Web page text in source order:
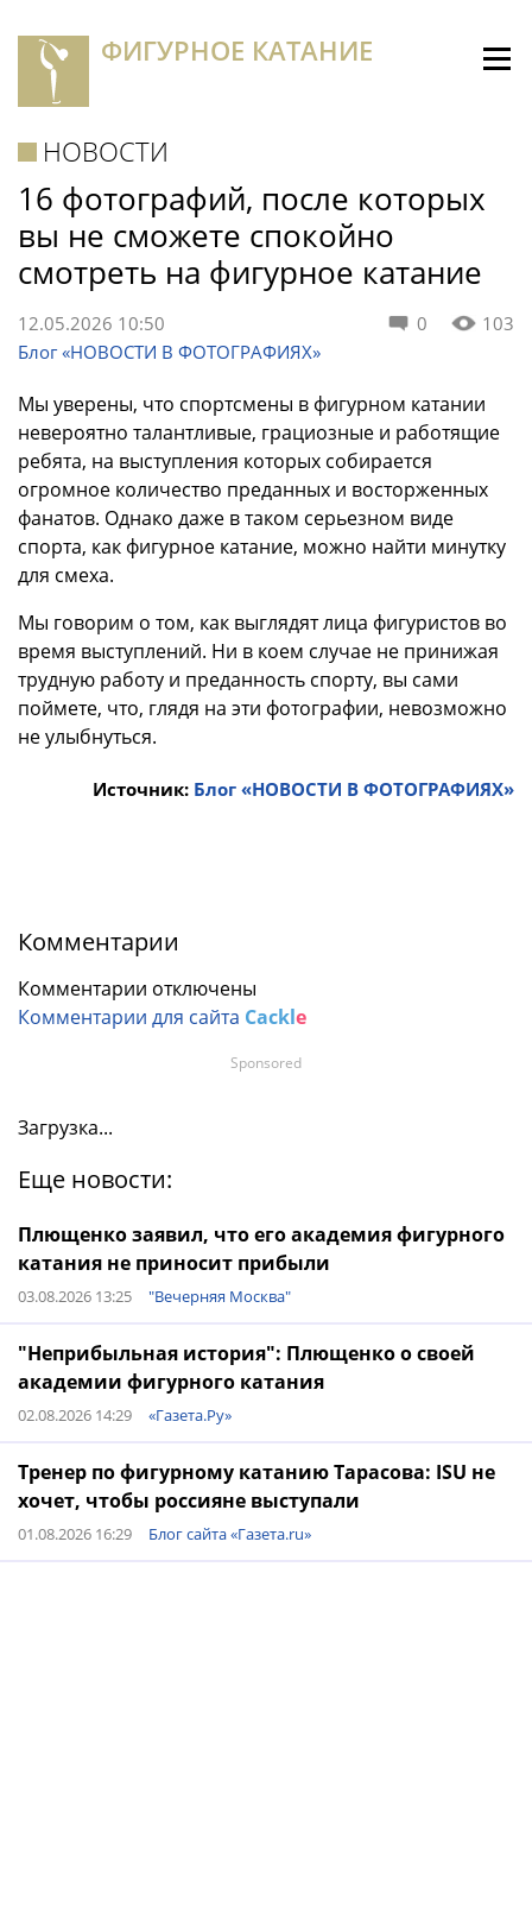
ФИГУРНОЕ КАТАНИЕ
НОВОСТИ
16 фотографий, после которых
вы не сможете спокойно
смотреть на фигурное катание
0 103
12.05.2026 10:50
Блог «НОВОСТИ В ФОТОГРАФИЯХ»
Мы уверены, что спортсмены в фигурном катании
невероятно талантливые, грациозные и работящие
ребята, на выступления которых собирается
огромное количество преданных и восторженных
фанатов. Однако даже в таком серьезном виде
спорта, как фигурное катание, можно найти минутку
для смеха.
Мы говорим о том, как выглядят лица фигуристов во
время выступлений. Ни в коем случае не принижая
трудную работу и преданность спорту, вы сами
поймете, что, глядя на эти фотографии, невозможно
не улыбнуться.
Источник: Блог «НОВОСТИ В ФОТОГРАФИЯХ»
Комментарии
Комментарии отключены
Комментарии для сайта Cackle
Загрузка...
Еще новости:
Плющенко заявил, что его академия фигурного
катания не приносит прибыли
03.08.2026 13:25 "Вечерняя Москва"
"Неприбыльная история": Плющенко о своей
академии фигурного катания
02.08.2026 14:29 «Газета.Ру»
Тренер по фигурному катанию Тарасова: ISU не
хочет, чтобы россияне выступали
01.08.2026 16:29 Блог сайта «Газета.ru»
Sponsored